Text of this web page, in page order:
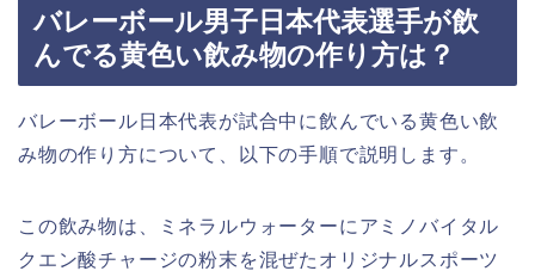
バレーボール男子日本代表選手が飲
んでる黄色い飲み物の作り方は？
バレーボール日本代表が試合中に飲んでいる黄色い飲
み物の作り方について、以下の手順で説明します。
この飲み物は、ミネラルウォーターにアミノバイタル
クエン酸チャージの粉末を混ぜたオリジナルスポーツ